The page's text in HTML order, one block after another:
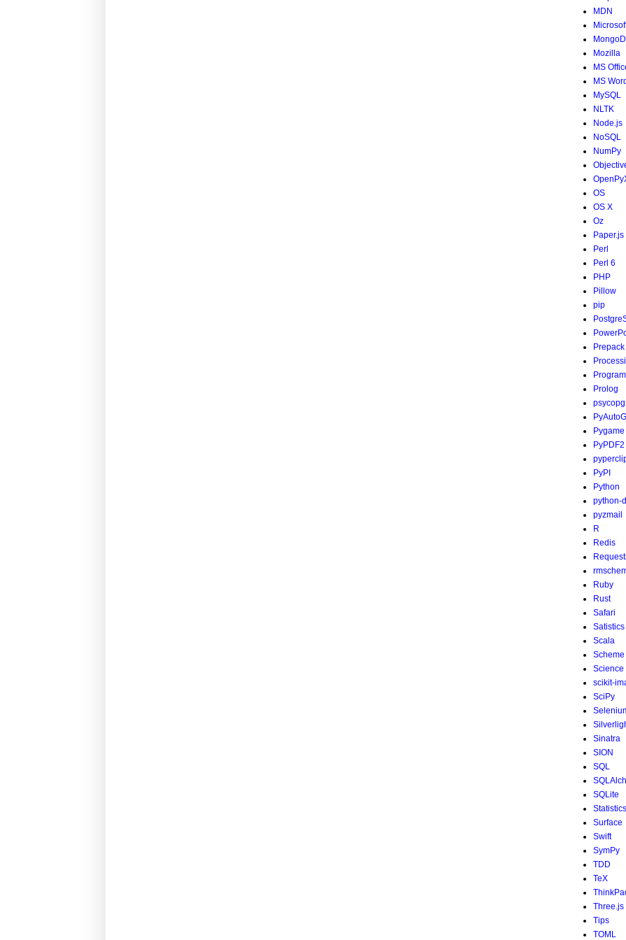
MDN
Mozilla
MS
MS Word
MySQL
NLTK
Node.js
NoSQL
NumPy
OS
OS X
Oz
Paper.js
Perl
Perl 6
PHP
Pillow
pip
Prepack
Prolog
Pygame
PyPDF2
PyPI
Python
python-
pyzmail
R
Redis
Ruby
Rust
Safari
Satistics
Scala
Scheme
Science
scikit-
SciPy
Sinatra
SION
SQL
SQLite
Statistics
Surface
Swift
SymPy
TDD
TeX
Three.js
Tips
TOML